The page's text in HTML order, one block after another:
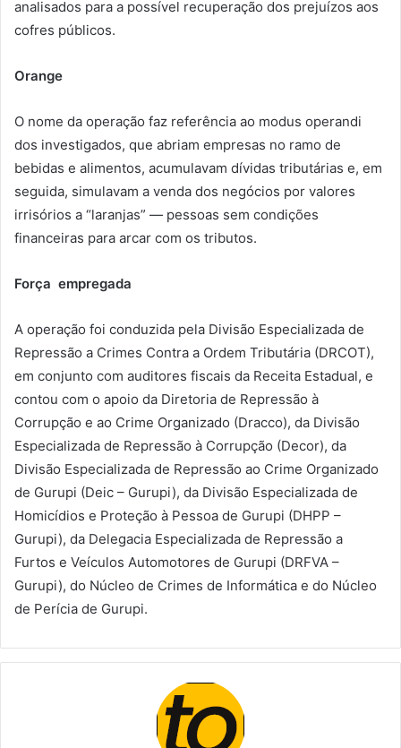
analisados para a possível recuperação dos prejuízos aos
cofres públicos.
Orange
O nome da operação faz referência ao modus operandi
dos investigados, que abriam empresas no ramo de
bebidas e alimentos, acumulavam dívidas tributárias e, em
seguida, simulavam a venda dos negócios por valores
irrisórios a “laranjas” — pessoas sem condições
financeiras para arcar com os tributos.
Força empregada
A operação foi conduzida pela Divisão Especializada de
Repressão a Crimes Contra a Ordem Tributária (DRCOT),
em conjunto com auditores fiscais da Receita Estadual, e
contou com o apoio da Diretoria de Repressão à
Corrupção e ao Crime Organizado (Dracco), da Divisão
Especializada de Repressão à Corrupção (Decor), da
Divisão Especializada de Repressão ao Crime Organizado
de Gurupi (Deic – Gurupi), da Divisão Especializada de
Homicídios e Proteção à Pessoa de Gurupi (DHPP –
Gurupi), da Delegacia Especializada de Repressão a
Furtos e Veículos Automotores de Gurupi (DRFVA –
Gurupi), do Núcleo de Crimes de Informática e do Núcleo
de Perícia de Gurupi.